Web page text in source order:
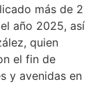
más de 2
año 2025, así
quien
el fin de
y avenidas en